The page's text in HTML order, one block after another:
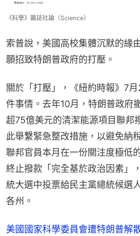
《科學》雜誌社論（Science）
索普說，美國高校集體沉默的緣
願招致特朗普政府的打壓。
關於「打壓」，《紐約時報》7
件事情。去年10月，特朗普政府
超75億美元的清潔能源項目聯邦
此舉繫緊急整改措施，以避免納
聯邦官員本月在一份關注度極低
終止撥款「完全基於政治因素」
統大選中投票給民主黨總統候選
各州。
美國國家科學委員會遭特朗普